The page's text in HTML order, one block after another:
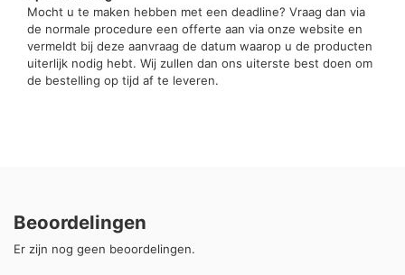
Mocht u te maken hebben met een deadline? Vraag dan via
de normale procedure een offerte aan via onze website en
vermeldt bij deze aanvraag de datum waarop u de producten
uiterlijk nodig hebt. Wij zullen dan ons uiterste best doen om
de bestelling op tijd af te leveren.
Beoordelingen
Er zijn nog geen beoordelingen.